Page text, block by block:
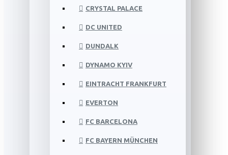
CRYSTAL PALACE
DC UNITED
DUNDALK
DYNAMO KYIV
EINTRACHT FRANKFURT
EVERTON
FC BARCELONA
FC BAYERN MÜNCHEN